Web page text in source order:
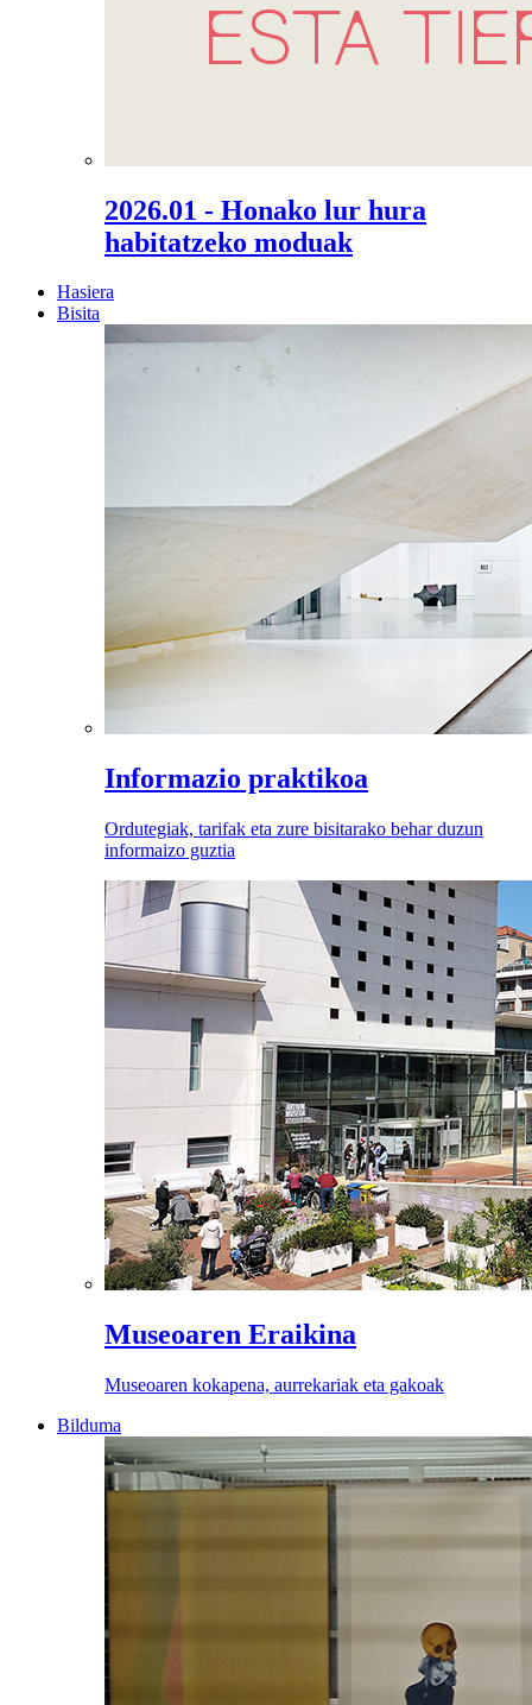
2026.01 - Honako lur hura
habitatzeko moduak
Hasiera
Bisita
Informazio praktikoa
Ordutegiak, tarifak eta zure bisitarako behar duzun
informaizo guztia
Museoaren Eraikina
Museoaren kokapena, aurrekariak eta gakoak
Bilduma